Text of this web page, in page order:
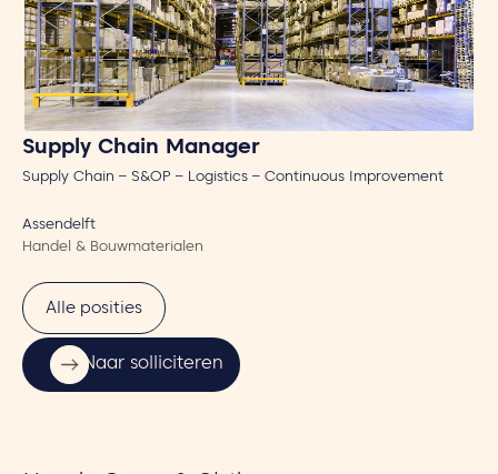
Alle posities
Supply Chain Manager
Supply Chain – S&OP – Logistics – Continuous Improvement
Assendelft
Handel & Bouwmaterialen
Naar solliciteren